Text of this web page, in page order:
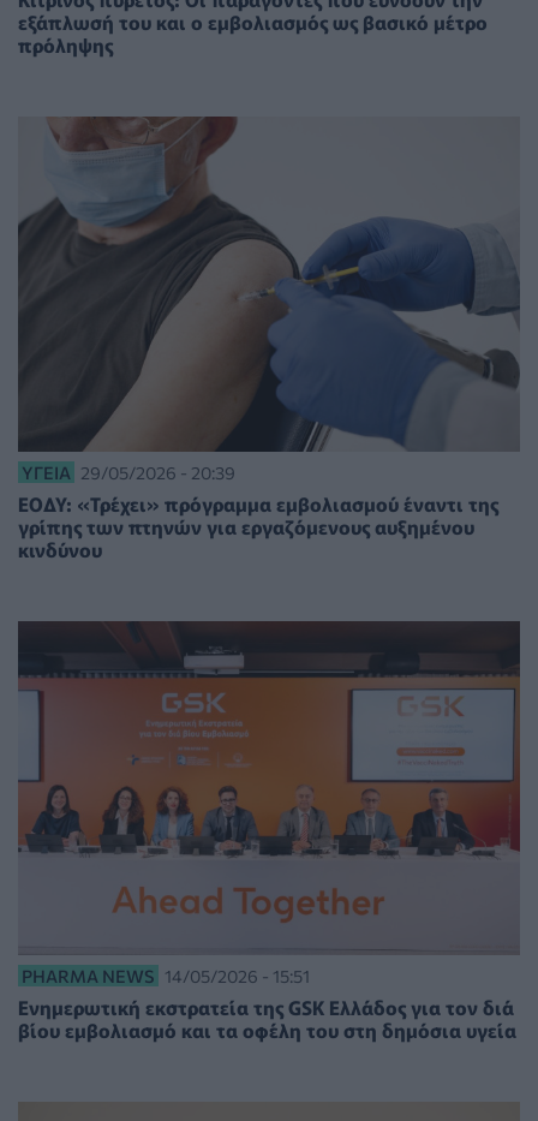
εξάπλωσή του και ο εμβολιασμός ως βασικό μέτρο
πρόληψης
ΥΓΕΊΑ 29/05/2026 - 20:39
ΕΟΔΥ: «Τρέχει» πρόγραμμα εμβολιασμού έναντι της
γρίπης των πτηνών για εργαζόμενους αυξημένου
κινδύνου
PHARMA NEWS 14/05/2026 - 15:51
Ενημερωτική εκστρατεία της GSK Ελλάδος για τον διά
βίου εμβολιασμό και τα οφέλη του στη δημόσια υγεία